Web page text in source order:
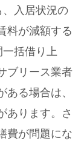
入居状況の
料が減額する
括借り上
ブリース業者
る場合は、
あります。さ
費が問題にな